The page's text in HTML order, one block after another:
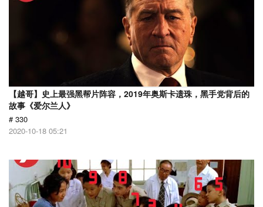
【越哥】史上最强黑帮片阵容，2019年奥斯卡遗珠，黑手党背后的
故事《爱尔兰人》
# 330
2020-10-18 05:21